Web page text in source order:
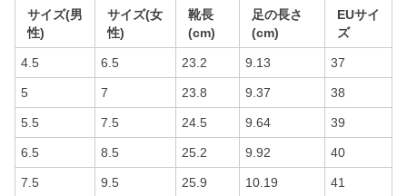
サイズ(男
性)
サイズ(女
性)
靴長
(cm)
足の長さ
(cm)
EUサイ
ズ
4.5 6.5 23.2 9.13 37
5 7 23.8 9.37 38
5.5 7.5 24.5 9.64 39
6.5 8.5 25.2 9.92 40
7.5 9.5 25.9 10.19 41